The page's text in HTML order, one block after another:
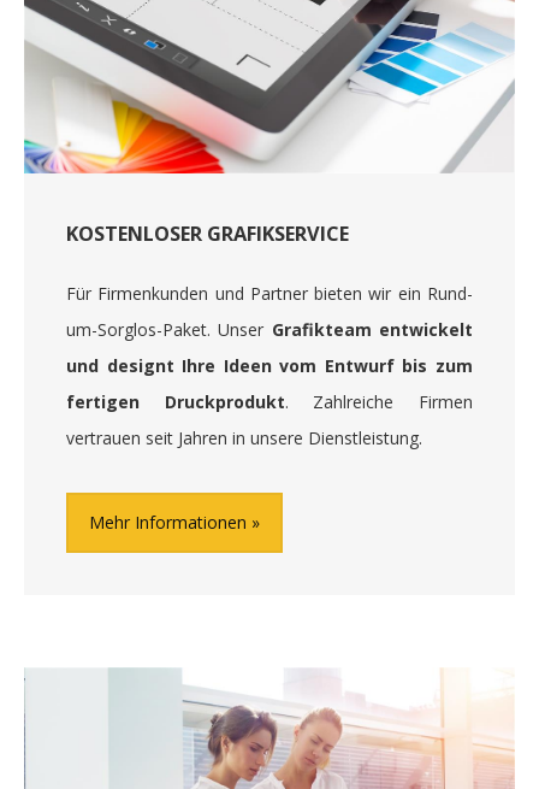
KOSTENLOSER GRAFIKSERVICE
Für Firmenkunden und Partner bieten wir ein Rund-
um-Sorglos-Paket. Unser Grafikteam entwickelt
und designt Ihre Ideen vom Entwurf bis zum
fertigen Druckprodukt. Zahlreiche Firmen
vertrauen seit Jahren in unsere Dienstleistung.
Mehr Informationen